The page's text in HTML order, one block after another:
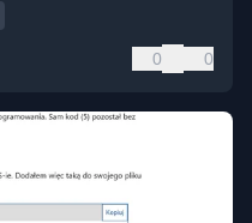
0 0